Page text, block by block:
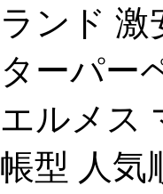
ランド 激
ターパー
エルメス
帳型 人気